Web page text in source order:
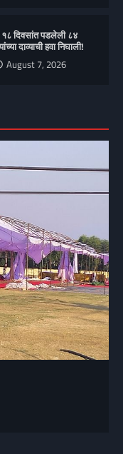
दिवसांत पडलेली ८४
दाव्याची हवा निघाली!
August 7, 2026